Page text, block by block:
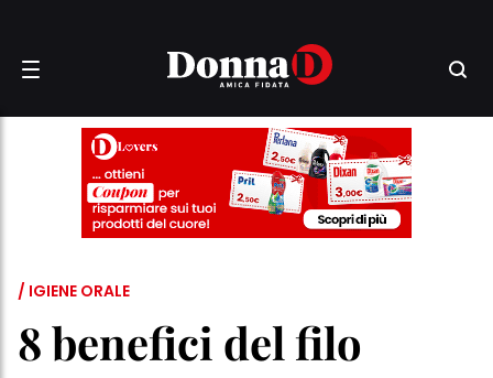
/ IGIENE ORALE
8 benefici del filo